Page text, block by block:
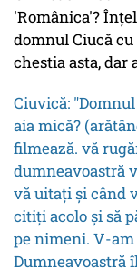
'Românica'?
domnul Ciucă
chestia asta, dar
Ciuvică:
aia mică?
filmează. vă
dumneavoastră
vă uitați și când
citiți acolo și să
pe nimeni. V-am
Dumneavoastră